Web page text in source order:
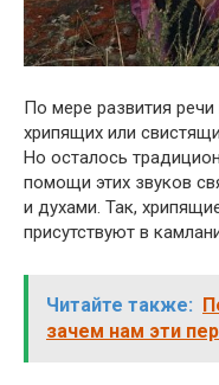
По мере развития
хрипящих или
Но осталось
помощи этих звуков
и духами. Так,
присутствуют в
Читайте также:
зачем нам эти